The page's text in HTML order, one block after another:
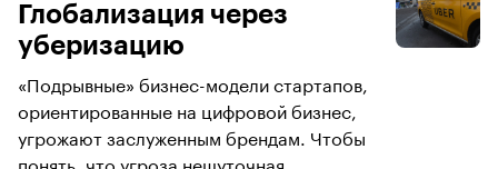
Глобализация через
уберизацию
«Подрывные» бизнес-модели стартапов,
ориентированные на цифровой бизнес,
угрожают заслуженным брендам. Чтобы
понять, что угроза нешуточная...